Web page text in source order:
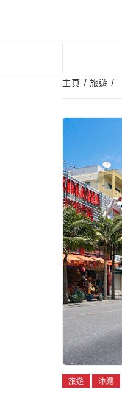
主頁 旅遊
旅遊 沖繩